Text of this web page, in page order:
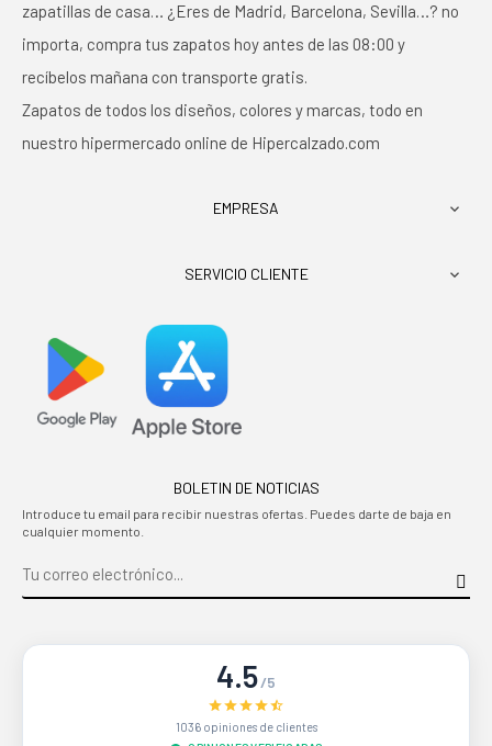
zapatillas de casa… ¿Eres de Madrid, Barcelona, Sevilla…? no
importa, compra tus zapatos hoy antes de las 08:00 y
recíbelos mañana con transporte gratis.
Zapatos de todos los diseños, colores y marcas, todo en
nuestro hipermercado online de Hipercalzado.com
EMPRESA 
SERVICIO CLIENTE 
BOLETIN DE NOTICIAS
Introduce tu email para recibir nuestras ofertas. Puedes darte de baja en
cualquier momento.
4.5/5
1036 opiniones de clientes